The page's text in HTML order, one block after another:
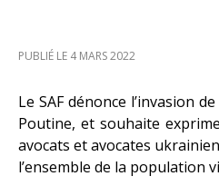
PUBLIÉ LE 4 MARS 2022
Le SAF dénonce l’invasion
Poutine, et souhaite
avocats et avocates
l’ensemble de la population